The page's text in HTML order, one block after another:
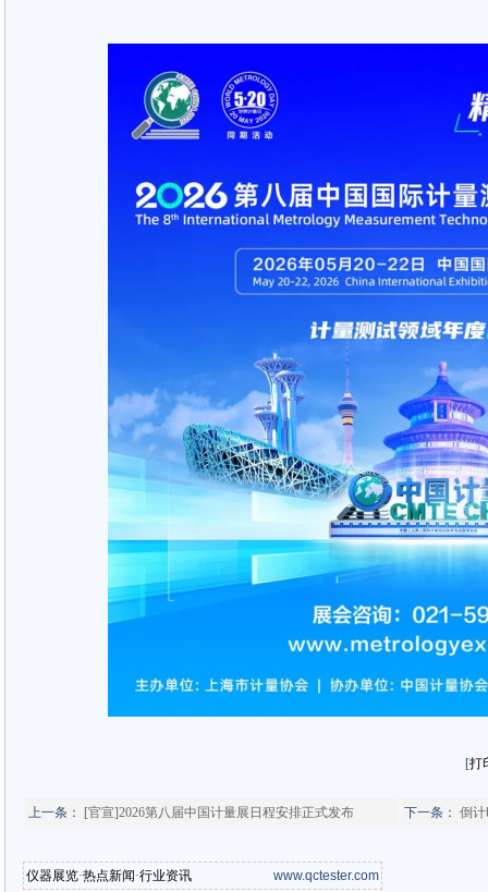
[打
上一条： [官宣]2026第八届中国计量展日程安排正式发布 下一条： 倒计
仪器展览·热点新闻·行业资讯 www.qctester.com